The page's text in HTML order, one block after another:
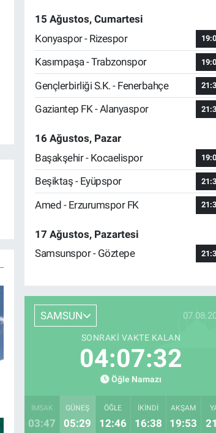
15 Ağustos, Cumartesi
Konyaspor - Rizespor
Kasımpaşa - Trabzonspor
Gençlerbirliği S.K. - Fenerbahçe
Gaziantep FK - Alanyaspor
16 Ağustos, Pazar
Başakşehir - Kocaelispor
Beşiktaş - Eyüpspor
Amed - Erzurumspor FK
17 Ağustos, Pazartesi
Samsunspor - Göztepe
SAMSUN
SONRAKI VAKTE KALAN
04:07:31
Öğle Namazı
İMSAK
03:47
GÜNEŞ
05:29
ÖĞLE
12:46
İKINDI
16:38
AKŞAM
19:53